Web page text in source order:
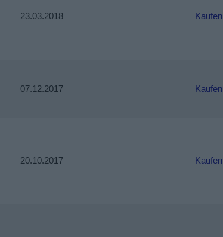
23.03.2018 Kaufen
07.12.2017 Kaufen
20.10.2017 Kaufen